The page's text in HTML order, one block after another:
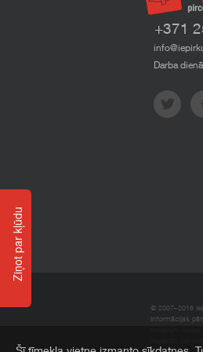
+371
Darba
© 2007–2018
Informācijas
Ziņot par kļūdu